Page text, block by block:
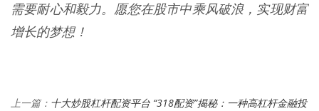
需要耐心和毅力。愿您在股市中乘风破浪，实现财富
增长的梦想！
上一篇： 十大炒股杠杆配资平台 “318配资”揭秘：一种高杠杆金融投